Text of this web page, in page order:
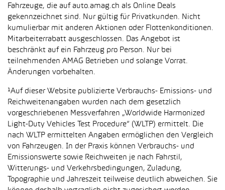
Fahrzeuge, die auf auto.amag.ch als Online Deals
gekennzeichnet sind. Nur gültig für Privatkunden. Nicht
kumulierbar mit anderen Aktionen oder Flottenkonditionen.
Mitarbeiterrabatt ausgeschlossen. Das Angebot ist
beschränkt auf ein Fahrzeug pro Person. Nur bei
teilnehmenden AMAG Betrieben und solange Vorrat.
Änderungen vorbehalten.
¹Auf dieser Website publizierte Verbrauchs- Emissions- und
Reichweitenangaben wurden nach dem gesetzlich
vorgeschriebenen Messverfahren „Worldwide Harmonized
Light-Duty Vehicles Test Procedure“ (WLTP) ermittelt. Die
nach WLTP ermittelten Angaben ermöglichen den Vergleich
von Fahrzeugen. In der Praxis können Verbrauchs- und
Emissionswerte sowie Reichweiten je nach Fahrstil,
Witterungs- und Verkehrsbedingungen, Zuladung,
Topographie und Jahreszeit teilweise deutlich abweichen. Sie